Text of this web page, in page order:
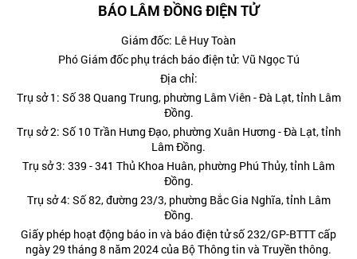
BÁO LÂM ĐỒNG ĐIỆN TỬ
Giám đốc: Lê Huy Toàn
Phó Giám đốc phụ trách báo điện tử: Vũ Ngọc Tú
Địa chỉ:
Trụ sở 1: Số 38 Quang Trung, phường Lâm Viên - Đà Lạt, tỉnh Lâm
Đồng.
Trụ sở 2: Số 10 Trần Hưng Đạo, phường Xuân Hương - Đà Lạt, tỉnh
Lâm Đồng.
Trụ sở 3: 339 - 341 Thủ Khoa Huân, phường Phú Thủy, tỉnh Lâm
Đồng.
Trụ sở 4: Số 82, đường 23/3, phường Bắc Gia Nghĩa, tỉnh Lâm
Đồng.
Giấy phép hoạt động báo in và báo điện tử số 232/GP-BTTT cấp
ngày 29 tháng 8 năm 2024 của Bộ Thông tin và Truyền thông.